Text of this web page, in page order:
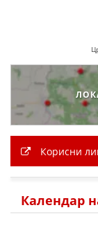
Корисни
Календар